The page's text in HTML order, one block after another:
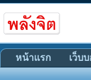
หน้าแรก เว็บ